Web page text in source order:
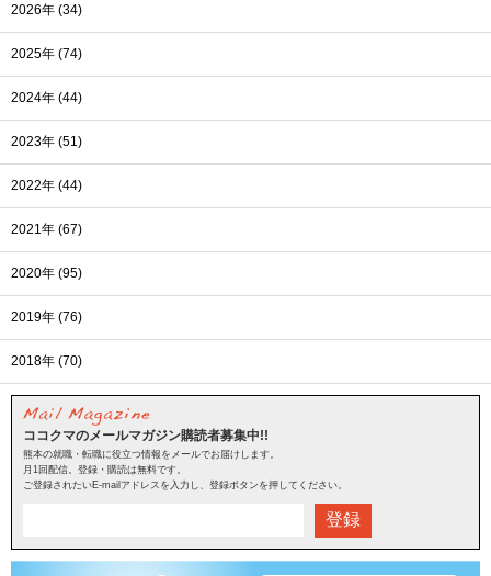
2026年 (34)
2025年 (74)
2024年 (44)
2023年 (51)
2022年 (44)
2021年 (67)
2020年 (95)
2019年 (76)
2018年 (70)
ココクマのメールマガジン購読者募集中!!
熊本の就職・転職に役立つ情報をメールでお届けします。
月1回配信。登録・購読は無料です。
ご登録されたいE-mailアドレスを入力し、登録ボタンを押してください。
登録